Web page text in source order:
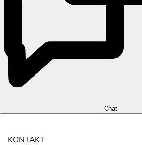
Chat
KONTAKT